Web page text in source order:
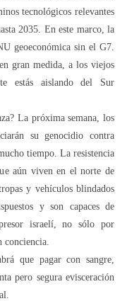
tecnológicos relevantes
2035. En este marco, la
geoeconómica sin el G7.
gran medida, a los viejos
estás aislando del Sur
La próxima semana, los
su genocidio contra
tiempo. La resistencia
aún viven en el norte de
y vehículos blindados
y son capaces de
israelí, no sólo por
conciencia.
que pagar con sangre,
pero segura evisceración